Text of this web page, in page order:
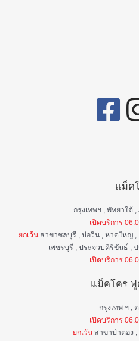
แม็ค
กรุงเทพฯ , พัทยาใต้
เปิดบริการ
ยกเว้น สาขาชลบุรี , บ่อวิน , หาดใหญ่
เพชรบุรี , ประจวบคิรีขันธ์ ,
เปิดบริการ
แม็คโคร ฟู
กรุงเทพ ฯ ,
เปิดบริการ
ยกเว้น สาขาป่าตอง